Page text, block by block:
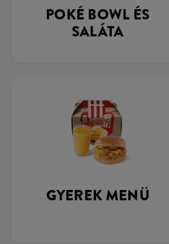
POKÉ BOWL ÉS
SALÁTA
GYEREK MENÜ